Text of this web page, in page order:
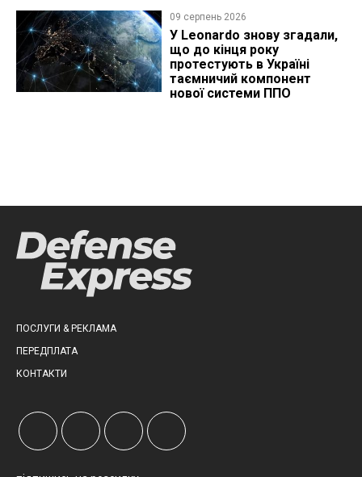
09 серпень 2026
У Leonardo знову згадали,
що до кінця року
протестують в Україні
таємничий компонент
нової системи ППО
ПОСЛУГИ & РЕКЛАМА
ПЕРЕДПЛАТА
КОНТАКТИ